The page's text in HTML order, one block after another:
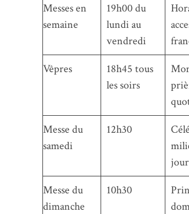
Messes en
semaine
19h00 du
lundi au
vendredi
Vêpres
18h45 tous
les soirs
Messe du
samedi
12h30
Messe du
dimanche
10h30